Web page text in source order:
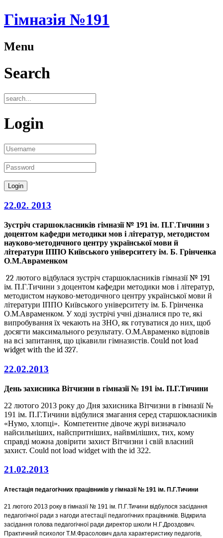
Гімназія №191
Menu
Search
Login
22.02. 2013
Зустріч старшокласників гімназії № 191 ім. П.Г.Тичини з
доцентом кафедри методики мов і літератур, методистом
науково-методичного центру української мови й
літератури ІППО Київського університету ім. Б. Грінченка
О.М.Авраменком
22 лютого відбулася зустріч старшокласників гімназії № 191
ім. П.Г.Тичини з доцентом кафедри методики мов і літератур,
методистом науково-методичного центру української мови й
літератури ІППО Київського університету ім. Б. Грінченка
О.М.Авраменком. У ході зустрічі учні дізналися про те, які
випробування їх чекають на ЗНО, як готуватися до них, щоб
досягти максимального результату. О.М.Авраменко відповів
на всі запитання, що цікавили гімназистів. Could not load
widget with the id 327.
22.02.2013
День захисника Вітчизни в гімназії № 191 ім. П.Г.Тичини
22 лютого 2013 року до Дня захисника Вітчизни в гімназії №
191 ім. П.Г.Тичини відбулися змагання серед старшокласників
«Нумо, хлопці». Компетентне дівоче журі визначало
найсильніших, найспритніших, найвміліших, тих, кому
справді можна довірити захист Вітчизни і свій власний
захист. Could not load widget with the id 322.
21.02.2013
Атестація педагогічних працівників у гімназії № 191 ім. П.Г.Тичини
21 лютого 2013 року в гімназії № 191 ім. П.Г.Тичини відбулося засідання
педагогічної ради з нагоди атестації педагогічних працівників. Відкрила
засідання голова педагогічної ради директор школи Н.Г.Дроздович.
Практичний психолог Т.М.Фрасолович дала характеристику педагогів,